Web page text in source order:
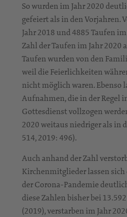
So wurden im Jahr 2020
gefeiert als in den Vorjahren.
Jahr 2018 und 4885 Taufen
Zahl der Taufen im Jahr 2020
Taufen wurden von den
weil die Feierlichkeiten
nicht möglich waren. Ebenso
Aufnahmen, die in der Regel
Gottesdienst vollzogen
2020 weitaus niedriger als in
514, 2019: 496).
Auch anhand der Zahl
Kirchenmitglieder lassen
der Corona-Pandemie
diese Zahlen bisher bei
(2019), verstarben im Jahr